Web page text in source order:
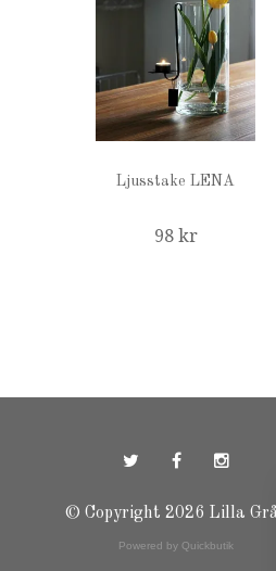
Ljusstake LENA
98 kr
© Copyright 2026 Lilla
Powered by Quickbutik